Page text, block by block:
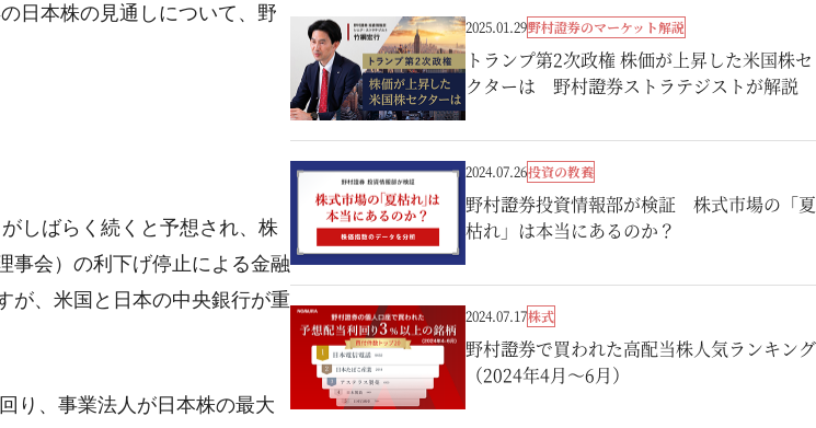
日本株の見通しについて、野
しばらく続くと予想され、株
事会）の利下げ停止による金融
が、米国と日本の中央銀行が重
り、事業法人が日本株の最大
2025.01.29野村證券のマーケット解説
トランプ第2次政権 株価が上昇した米国株セ
クターは 野村證券ストラテジストが解説
2024.07.26投資の教養
野村證券投資情報部が検証 株式市場の「夏
枯れ」は本当にあるのか？
2024.07.17株式
野村證券で買われた高配当株人気ランキング
（2024年4月～6月）